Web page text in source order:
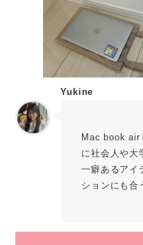
Yukine
Mac book air
に社会人や大
一癖あるアイ
ションにも合